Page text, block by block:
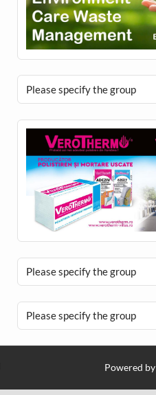
Please specify the group
Please specify the group
Please specify the group
Powered by